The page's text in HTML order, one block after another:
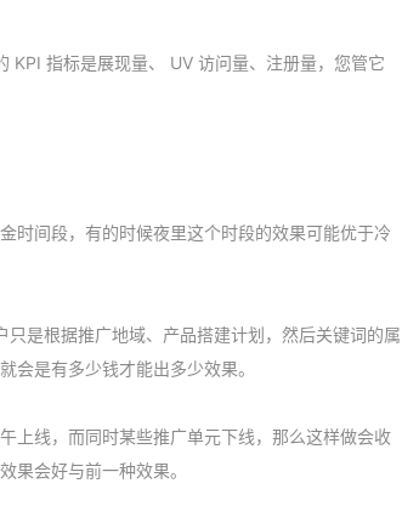
KPI 指标是展现量、 UV 访问量、注册量，您管它
时间段，有的时候夜里这个时段的效果可能优于冷
是根据推广地域、产品搭建计划，然后关键词的属
会是有多少钱才能出多少效果。
上线，而同时某些推广单元下线，那么这样做会收
果会好与前一种效果。